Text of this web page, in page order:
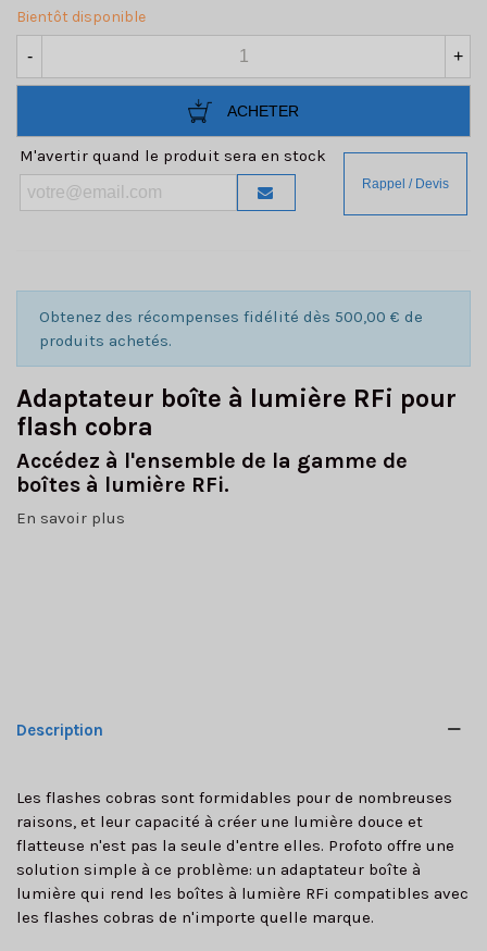
Bientôt disponible
- +
ACHETER
M'avertir quand le produit sera en stock
Obtenez des récompenses fidélité dès 500,00 € de
produits achetés.
Adaptateur boîte à lumière RFi pour
flash cobra
Accédez à l'ensemble de la gamme de
boîtes à lumière RFi.
En savoir plus
Description
Les flashes cobras sont formidables pour de nombreuses
raisons, et leur capacité à créer une lumière douce et
flatteuse n'est pas la seule d'entre elles. Profoto offre une
solution simple à ce problème: un adaptateur boîte à
lumière qui rend les boîtes à lumière RFi compatibles avec
les flashes cobras de n'importe quelle marque.